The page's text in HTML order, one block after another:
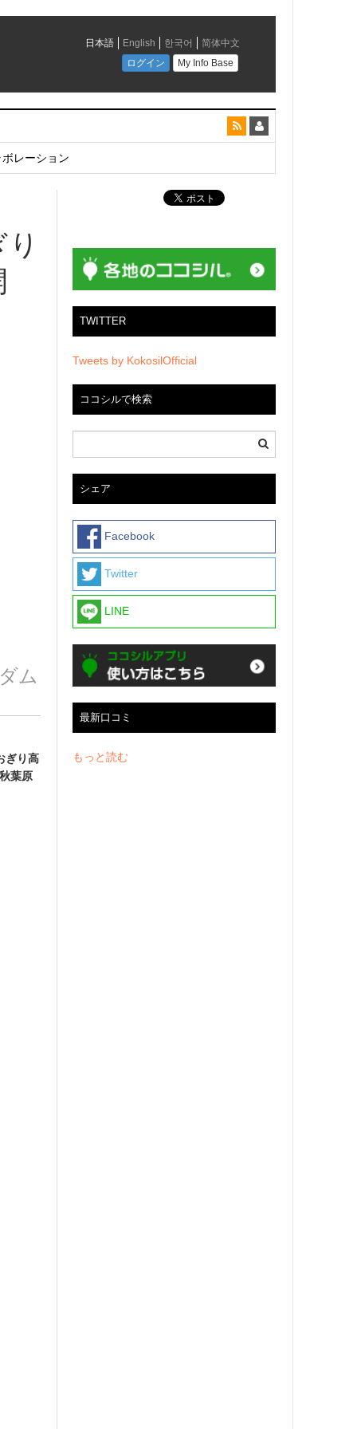
レーション
ム
ぎり高
葉原
TWITTER
Tweets by KokosilOfficial
ココシルで検索
シェア
Facebook
Twitter
LINE
最新口コミ
もっと読む